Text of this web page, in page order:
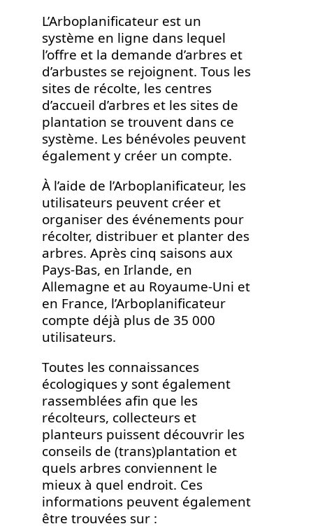
L’Arboplanificateur est un
système en ligne dans lequel
l’offre et la demande d’arbres et
d’arbustes se rejoignent. Tous les
sites de récolte, les centres
d’accueil d’arbres et les sites de
plantation se trouvent dans ce
système. Les bénévoles peuvent
également y créer un compte.
À l’aide de l’Arboplanificateur, les
utilisateurs peuvent créer et
organiser des événements pour
récolter, distribuer et planter des
arbres. Après cinq saisons aux
Pays-Bas, en Irlande, en
Allemagne et au Royaume-Uni et
en France, l’Arboplanificateur
compte déjà plus de 35 000
utilisateurs.
Toutes les connaissances
écologiques y sont également
rassemblées afin que les
récolteurs, collecteurs et
planteurs puissent découvrir les
conseils de (trans)plantation et
quels arbres conviennent le
mieux à quel endroit. Ces
informations peuvent également
être trouvées sur :